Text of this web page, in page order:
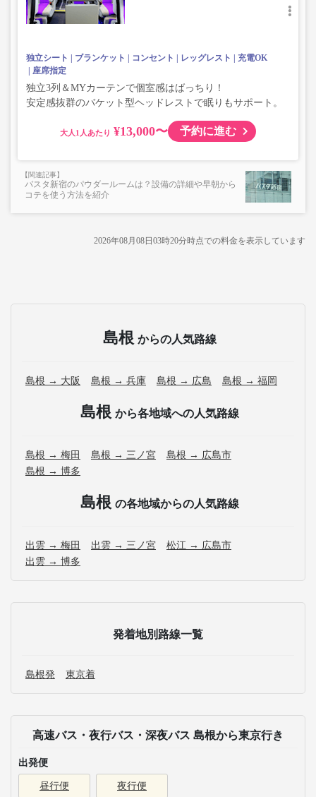
独立シート ブランケット コンセント レッグレスト
充電OK
座席指定
独立3列＆MYカーテンで個室感はばっちり！
安定感抜群のバケット型ヘッドレストで眠りもサポート。
大人 ¥13,000〜 予約に進む
バスタ新宿のパウダールームは？設備の詳細や早朝から
コテを使う方法を紹介
2026年08月08日03時20分時点での料金を表示しています
島根 からの人気路線
島根 → 大阪 島根 → 兵庫 島根 → 広島 島根 → 福岡
島根 から各地域への人気路線
島根 → 梅田 島根 → 三ノ宮
島根 → 広島市
島根 → 博多
島根 の各地域からの人気路線
出雲 → 梅田 出雲 → 三ノ宮
松江 → 広島市
出雲 → 博多
発着地別路線一覧
島根発 東京着
高速バス・夜行バス・深夜バス 島根から東京行き
出発便
昼行便 夜行便